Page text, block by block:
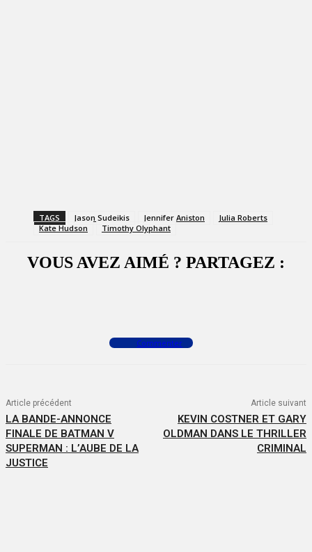
TAGS Jason Sudeikis Jennifer Aniston
Julia Roberts
Kate Hudson
Timothy Olyphant
VOUS AVEZ AIMÉ ? PARTAGEZ :
Commenter
Article précédent
LA BANDE-ANNONCE
FINALE DE BATMAN V
SUPERMAN : L’AUBE DE LA
JUSTICE
Article suivant
KEVIN COSTNER ET GARY
OLDMAN DANS LE THRILLER
CRIMINAL